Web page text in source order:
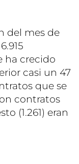
del mes de
ha crecido
casi un 47
que se
contratos
(1.261) eran